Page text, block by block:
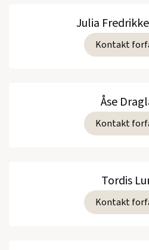
Julia
Kontakt
Åse
Kontakt
Tordis
Kontakt